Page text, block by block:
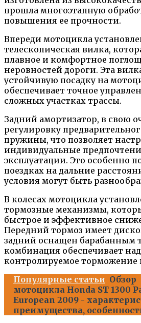
прошла многоэтапную
повышения ее прочности.
Впереди мотоцикла
телескопическая вилка,
плавное и комфортное
неровностей дороги. Эта
устойчивую посадку на
обеспечивает точное
сложных участках трассы.
Задний амортизатор, в свою
регулировку
пружины, что позволяет
индивидуальные
эксплуатации. Это особенно
поездках на дальние
условия могут быть
В колесах мотоцикла
тормозные механизмы,
быстрое и эффективное
Передний тормоз имеет
задний оснащен барабанным
комбинация обеспечивает
контролируемое торможение
Популярные статьи Обзор
мотоцикла Honda ST 1300
European 2009 -
преимущества,